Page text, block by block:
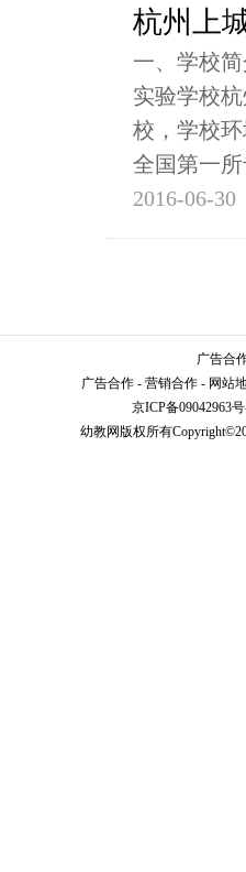
杭州上
一、学校
实验学校
校，学校
全国第一
2016-06-30
广告合
广告合作 - 营销合作 - 网站
京ICP备09042963
幼教网版权所有